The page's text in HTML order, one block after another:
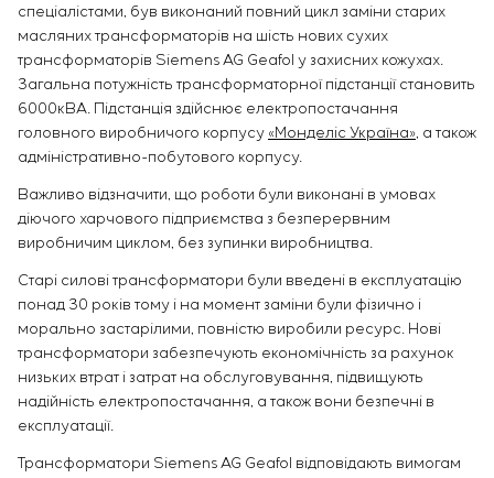
спеціалістами, був виконаний повний цикл заміни старих
масляних трансформаторів на шість нових сухих
трансформаторів Siemens AG Geafol у захисних кожухах.
Загальна потужність трансформаторної підстанції становить
6000кВА. Підстанція здійснює електропостачання
головного виробничого корпусу «Монделіс Україна», а також
адміністративно-побутового корпусу.
Важливо відзначити, що роботи були виконані в умовах
діючого харчового підприємства з безперервним
виробничим циклом, без зупинки виробництва.
Старі силові трансформатори були введені в експлуатацію
понад 30 років тому і на момент заміни були фізично і
морально застарілими, повністю виробили ресурс. Нові
трансформатори забезпечують економічність за рахунок
низьких втрат і затрат на обслуговування, підвищують
надійність електропостачання, а також вони безпечні в
експлуатації.
Трансформатори Siemens AG Geafol відповідають вимогам